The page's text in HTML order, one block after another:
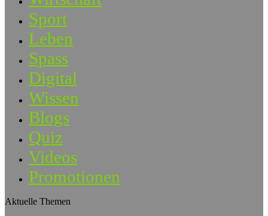
Sport
Leben
Spass
Digital
Wissen
Blogs
Quiz
Videos
Promotionen
Aktuelle Themen